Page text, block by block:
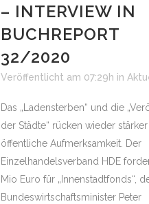
– INTERVIEW IN
BUCHREPORT
32/2020
Veröffentlicht am 07:29h in
Das „Ladensterben“ und die
der Städte“ rücken wieder
öffentliche Aufmerksamkeit. Der
Einzelhandelsverband HDE
Mio Euro für „Innenstadtfonds“,
Bundeswirtschaftsminister Peter